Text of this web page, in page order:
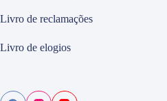
Livro de reclamações
Livro de elogios